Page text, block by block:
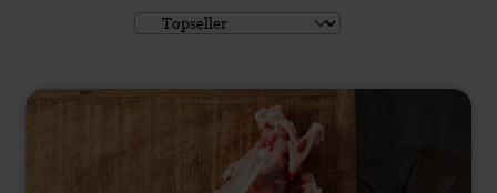
eerlijke prijs. Geheel in de duurzame visie, kun
smaak van biologisch vlees.